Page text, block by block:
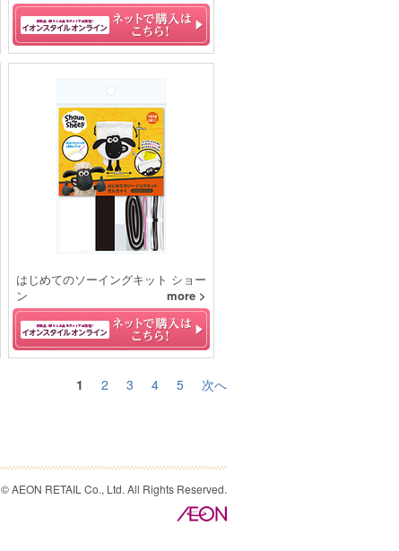
はじめてのソーイングキット ショー
ン
more >
1 2 3 4 5 次へ
© AEON RETAIL Co., Ltd. All Rights Reserved.